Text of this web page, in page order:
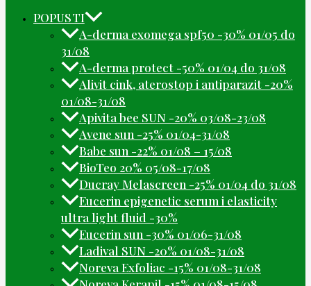
POPUSTI
A-derma exomega spf50 -30% 01/05 do
31/08
A-derma protect -50% 01/04 do 31/08
Alivit cink, aterostop i antiparazit -20%
01/08-31/08
Apivita bee SUN -20% 03/08-23/08
Avene sun -25% 01/04-31/08
Babe sun -22% 01/08 – 15/08
BioTeo 20% 05/08-17/08
Ducray Melascreen -25% 01/04 do 31/08
Eucerin epigenetic serum i elasticity
ultra light fluid -30%
Eucerin sun -30% 01/06-31/08
Ladival SUN -20% 01/08-31/08
Noreva Exfoliac -15% 01/08-31/08